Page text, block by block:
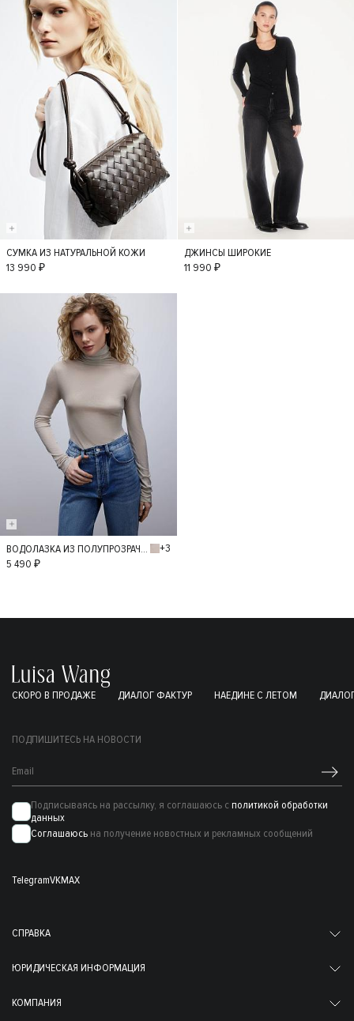
S
СУМКА ИЗ НАТУРАЛЬНОЙ КОЖИ
13 990 ₽
36
ДЖИНСЫ ШИРОКИЕ
11 990 ₽
M
ВОДОЛАЗКА ИЗ ПОЛУПРОЗРАЧНОГО ТРИКОТАЖА
+3
5 490 ₽
СКОРО В ПРОДАЖЕ ДИАЛОГ ФАКТУР НАЕДИНЕ С ЛЕТОМ
ПОДПИШИТЕСЬ НА НОВОСТИ
Подписываясь на рассылку, я соглашаюсь с политикой обработки
данных
Соглашаюсь на получение новостных и рекламных сообщений
TelegramVKMAX
СПРАВКА
ЮРИДИЧЕСКАЯ ИНФОРМАЦИЯ
КОМПАНИЯ